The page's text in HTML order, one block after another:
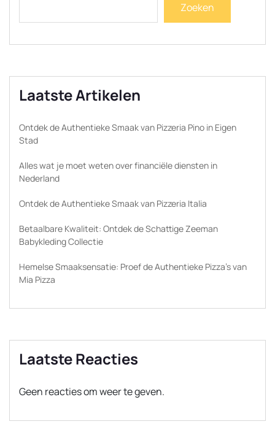
Zoeken
Laatste Artikelen
Ontdek de Authentieke Smaak van Pizzeria Pino in Eigen
Stad
Alles wat je moet weten over financiële diensten in
Nederland
Ontdek de Authentieke Smaak van Pizzeria Italia
Betaalbare Kwaliteit: Ontdek de Schattige Zeeman
Babykleding Collectie
Hemelse Smaaksensatie: Proef de Authentieke Pizza’s van
Mia Pizza
Laatste Reacties
Geen reacties om weer te geven.